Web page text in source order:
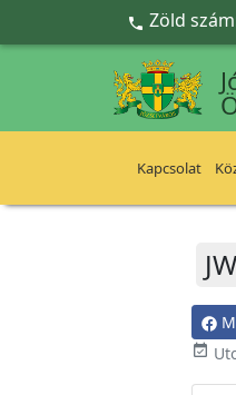
Ugrás a fő tartalomra
 Zöld
Kapcsolat
event_available